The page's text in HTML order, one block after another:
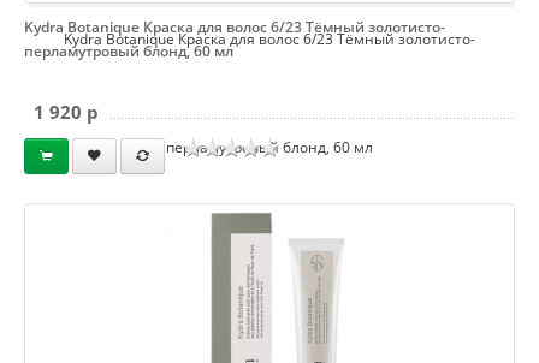
Kydra Botanique Краска для волос 6/23 Тёмный золотисто-
перламутровый блонд, 60 мл
Kydra Botanique Краска для волос 6/23 Тёмный золотисто-
перламутровый блонд, 60 мл
1 920 p